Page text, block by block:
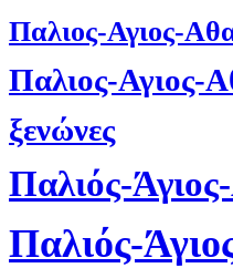
Παλιος-Αγιος-
Παλιος-Αγιος-
ξενώνες
Παλιός-
Παλιός-